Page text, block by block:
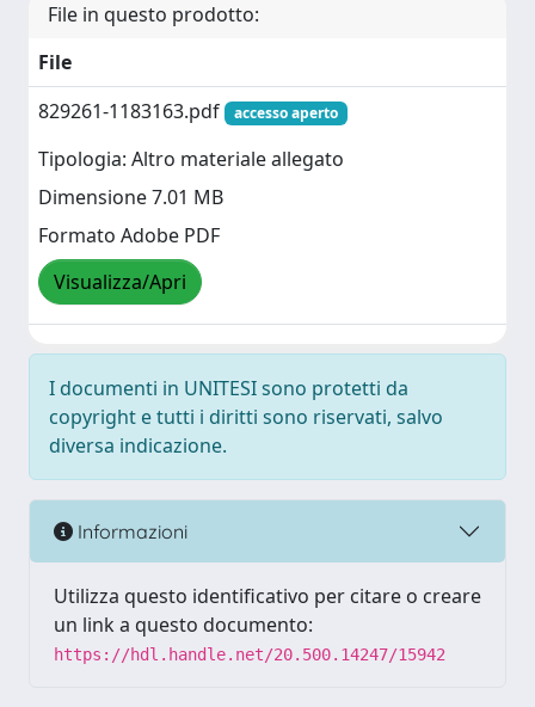
File in questo prodotto:
File
829261-1183163.pdf
accesso aperto
Tipologia: Altro materiale allegato
Dimensione 7.01 MB
Formato Adobe PDF
Visualizza/Apri
I documenti in UNITESI sono protetti da
copyright e tutti i diritti sono riservati, salvo
diversa indicazione.
Informazioni
Utilizza questo identificativo per citare o creare
un link a questo documento:
https://hdl.handle.net/20.500.14247/15942